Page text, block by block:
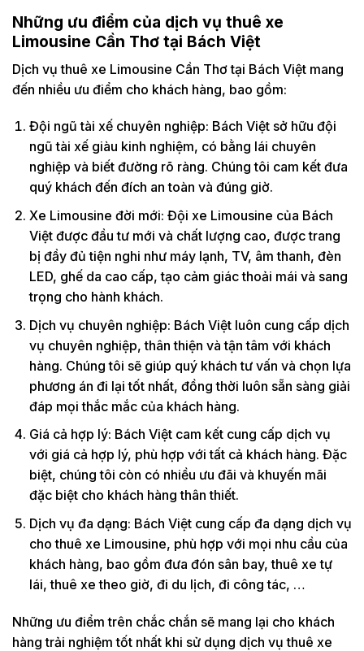
Những ưu điểm của dịch vụ thuê xe
Limousine Cần Thơ tại Bách Việt
Dịch vụ thuê xe Limousine Cần Thơ tại Bách Việt mang
đến nhiều ưu điểm cho khách hàng, bao gồm:
Đội ngũ tài xế chuyên nghiệp: Bách Việt sở hữu đội
ngũ tài xế giàu kinh nghiệm, có bằng lái chuyên
nghiệp và biết đường rõ ràng. Chúng tôi cam kết đưa
quý khách đến đích an toàn và đúng giờ.
Xe Limousine đời mới: Đội xe Limousine của Bách
Việt được đầu tư mới và chất lượng cao, được trang
bị đầy đủ tiện nghi như máy lạnh, TV, âm thanh, đèn
LED, ghế da cao cấp, tạo cảm giác thoải mái và sang
trọng cho hành khách.
Dịch vụ chuyên nghiệp: Bách Việt luôn cung cấp dịch
vụ chuyên nghiệp, thân thiện và tận tâm với khách
hàng. Chúng tôi sẽ giúp quý khách tư vấn và chọn lựa
phương án đi lại tốt nhất, đồng thời luôn sẵn sàng giải
đáp mọi thắc mắc của khách hàng.
Giá cả hợp lý: Bách Việt cam kết cung cấp dịch vụ
với giá cả hợp lý, phù hợp với tất cả khách hàng. Đặc
biệt, chúng tôi còn có nhiều ưu đãi và khuyến mãi
đặc biệt cho khách hàng thân thiết.
Dịch vụ đa dạng: Bách Việt cung cấp đa dạng dịch vụ
cho thuê xe Limousine, phù hợp với mọi nhu cầu của
khách hàng, bao gồm đưa đón sân bay, thuê xe tự
lái, thuê xe theo giờ, đi du lịch, đi công tác, …
Những ưu điểm trên chắc chắn sẽ mang lại cho khách
hàng trải nghiệm tốt nhất khi sử dụng dịch vụ thuê xe